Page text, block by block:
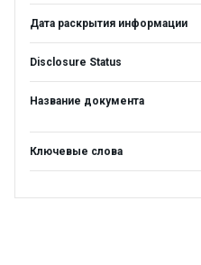
Дата раскрытия информации
Disclosure Status
Название документа
Ключевые слова